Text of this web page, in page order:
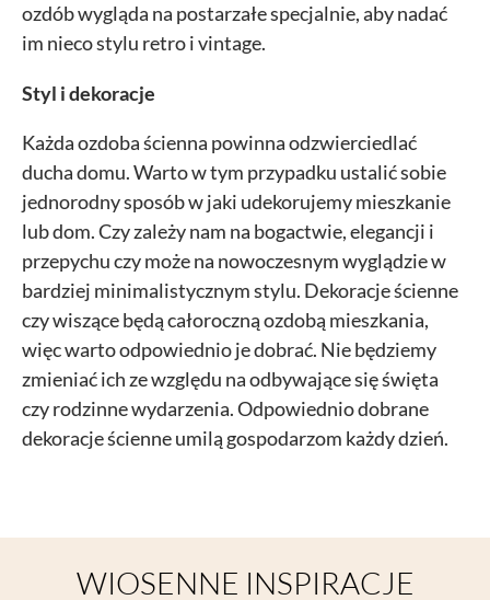
ozdób wygląda na postarzałe specjalnie, aby nadać
im nieco stylu retro i vintage.
Styl i dekoracje
Każda ozdoba ścienna powinna odzwierciedlać
ducha domu. Warto w tym przypadku ustalić sobie
jednorodny sposób w jaki udekorujemy mieszkanie
lub dom. Czy zależy nam na bogactwie, elegancji i
przepychu czy może na nowoczesnym wyglądzie w
bardziej minimalistycznym stylu. Dekoracje ścienne
czy wiszące będą całoroczną ozdobą mieszkania,
więc warto odpowiednio je dobrać. Nie będziemy
zmieniać ich ze względu na odbywające się święta
czy rodzinne wydarzenia. Odpowiednio dobrane
dekoracje ścienne umilą gospodarzom każdy dzień.
WIOSENNE INSPIRACJE